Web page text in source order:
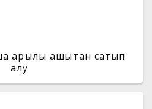
арқылы қашықтан сатып
алу